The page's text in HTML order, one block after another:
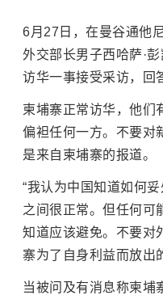
6月27日，在曼谷通他
外交部长男子西哈萨·
访华一事接受采访，回
柬埔寨正常访华，他们
偏袒任何一方。不要对
是来自 柬埔寨的报道。
“我认为中国知道如何
之间很正常。但任何可
知道应该避免。不要对
寨为了自身利益而放出
当被问及有消息称柬埔